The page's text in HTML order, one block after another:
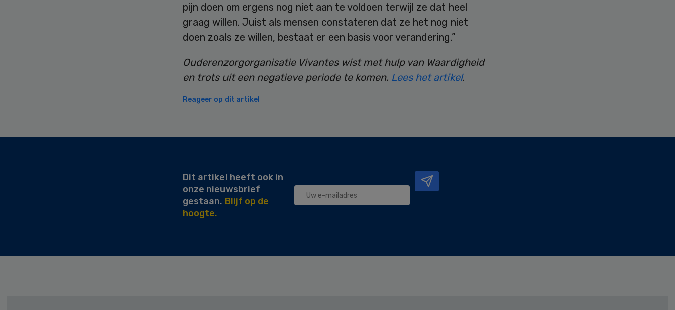
pijn doen om ergens nog niet aan te voldoen terwijl ze dat heel
graag willen. Juist als mensen constateren dat ze het nog niet
doen zoals ze willen, bestaat er een basis voor verandering.”
Ouderenzorgorganisatie Vivantes wist met hulp van Waardigheid
en trots uit een negatieve periode te komen. Lees het artikel.
Reageer op dit artikel
Dit artikel heeft ook in
onze nieuwsbrief
gestaan. Blijf op de
hoogte.